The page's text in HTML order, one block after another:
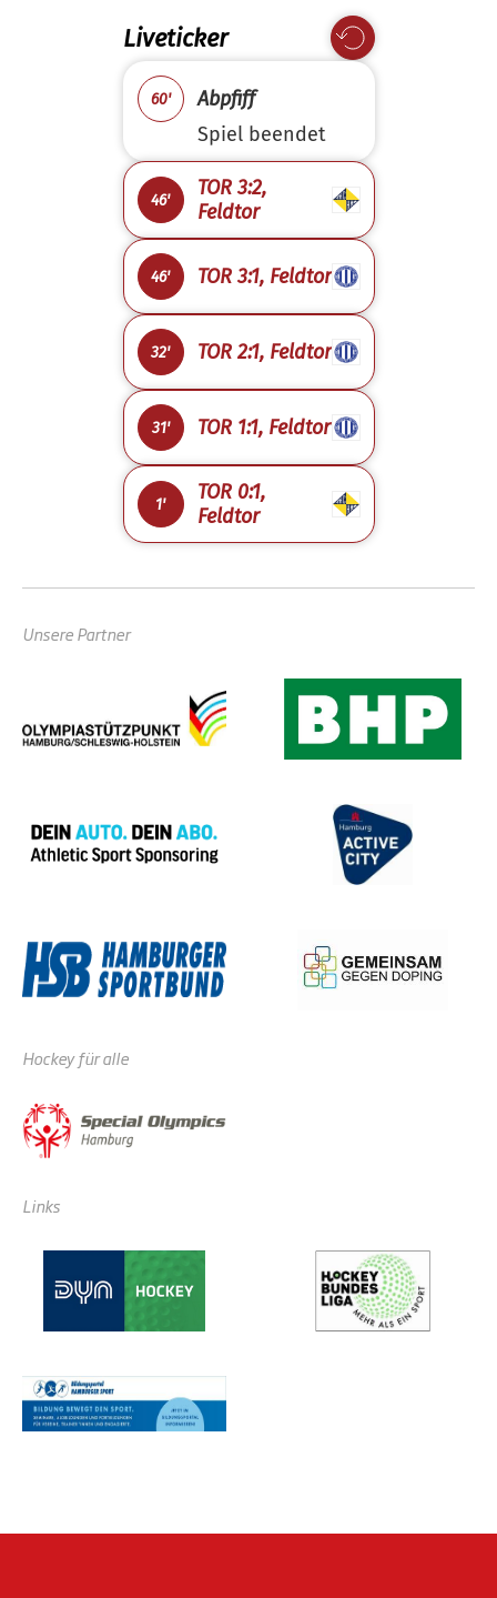
Liveticker
60'
Abpfiff
Spiel beendet
46'
TOR 3:2,
Feldtor
46' TOR 3:1, Feldtor
32' TOR 2:1, Feldtor
31' TOR 1:1, Feldtor
1'
TOR 0:1,
Feldtor
Unsere Partner
Hockey für alle
Links